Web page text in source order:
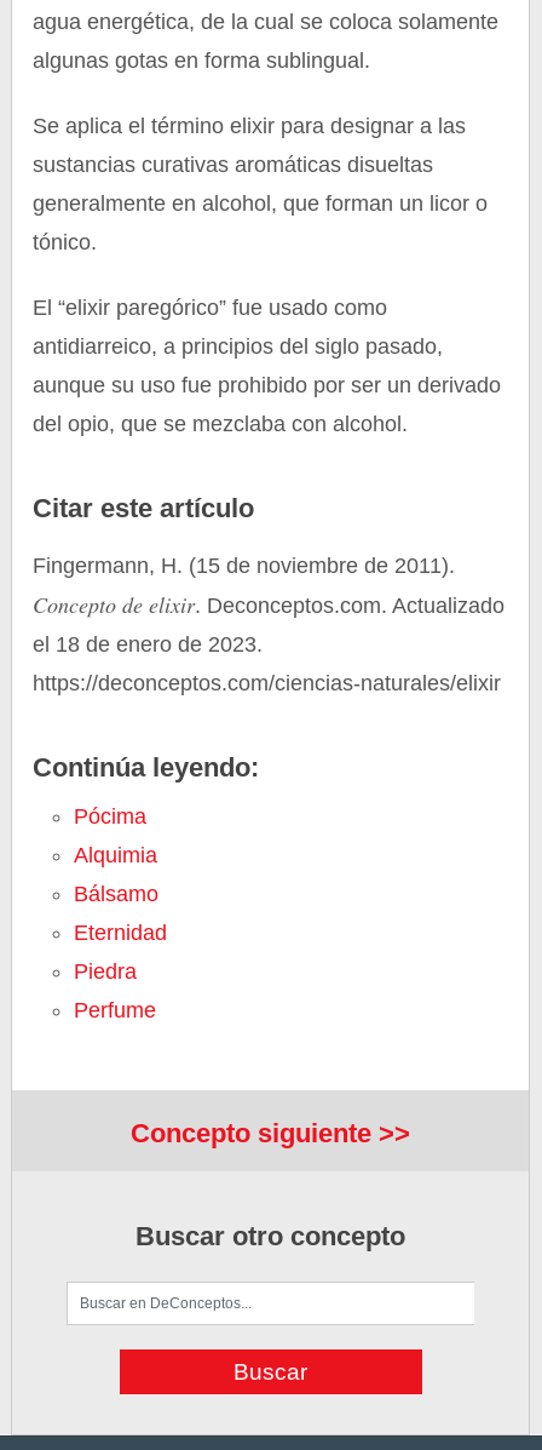
agua energética, de la cual se coloca solamente
algunas gotas en forma sublingual.
Se aplica el término elixir para designar a las
sustancias curativas aromáticas disueltas
generalmente en alcohol, que forman un licor o
tónico.
El “elixir paregórico” fue usado como
antidiarreico, a principios del siglo pasado,
aunque su uso fue prohibido por ser un derivado
del opio, que se mezclaba con alcohol.
Citar este artículo
Fingermann, H. (15 de noviembre de 2011).
Concepto de elixir. Deconceptos.com. Actualizado
el 18 de enero de 2023.
https://deconceptos.com/ciencias-naturales/elixir
Continúa leyendo:
Pócima
Alquimia
Bálsamo
Eternidad
Piedra
Perfume
Concepto siguiente >>
Buscar otro concepto